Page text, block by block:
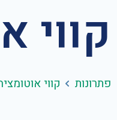
קווי
פתרונות קווי